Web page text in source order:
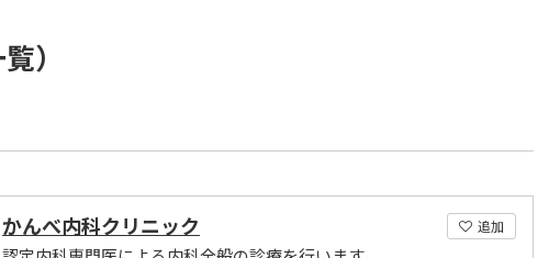
）
追加
かんべ内科クリニック